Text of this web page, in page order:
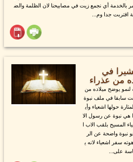
بالخدمة أي نجمع زيت في مصابيحنا لان الظلمة والض
اقتربت جدا وم...
في
من عذراء
يوضح ميلاده من
سابقا في ملف نبوة
حولها اشعياء وأي
هي نبوة عن رسول الا
المسيح بلقب الاب ا
نبوة واضحة عن الر
سفر اشعياء لانه ي
على...